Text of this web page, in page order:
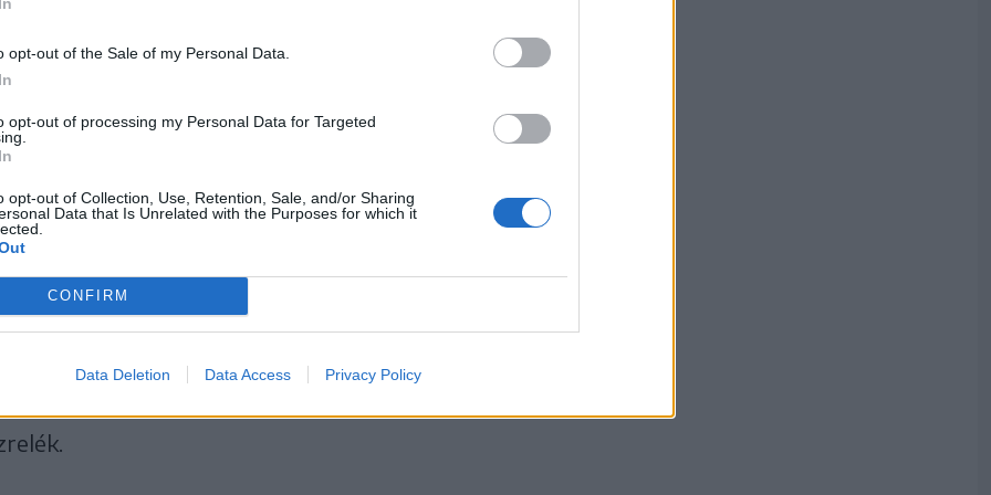
opt-out of the Sale of my Personal Data.
opt-out of processing my Personal Data for Targeted
opt-out of Collection, Use, Retention, Sale, and/or Sharing
Data that Is Unrelated with the Purposes for which it
CONFIRM
Data Deletion Data Access Privacy Policy
pedig 5 új esetet
tájékoztatása szerint az ezer lakosra